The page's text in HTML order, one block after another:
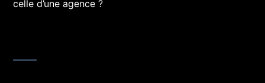
celle d’une agence ?